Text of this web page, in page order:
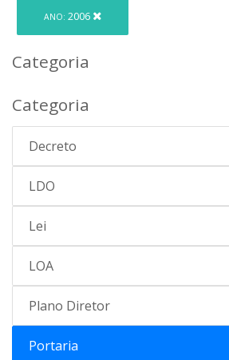
ANO: 2006
Categoria
Categoria
Decreto
LDO
Lei
LOA
Plano Diretor
Portaria